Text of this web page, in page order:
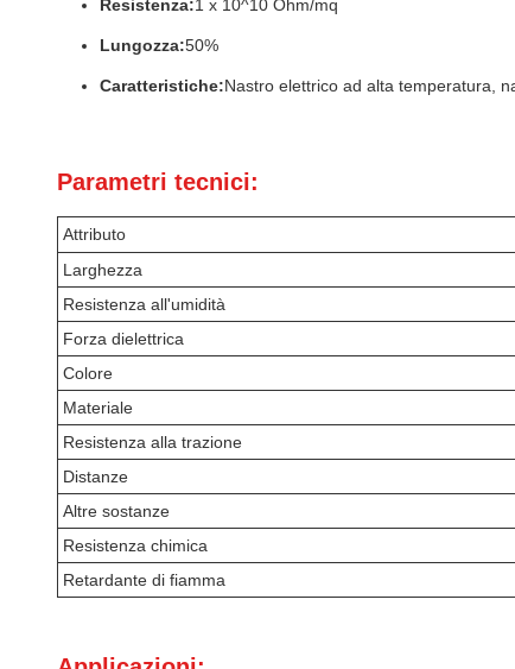
Resistenza:1 x 10^10 Ohm/mq
Lungozza:50%
Caratteristiche:Nastro elettrico ad alta temperatura,
Parametri tecnici:
Attributo
Larghezza
Resistenza all'umidità
Forza dielettrica
Colore
Materiale
Resistenza alla trazione
Distanze
Altre sostanze
Resistenza chimica
Retardante di fiamma